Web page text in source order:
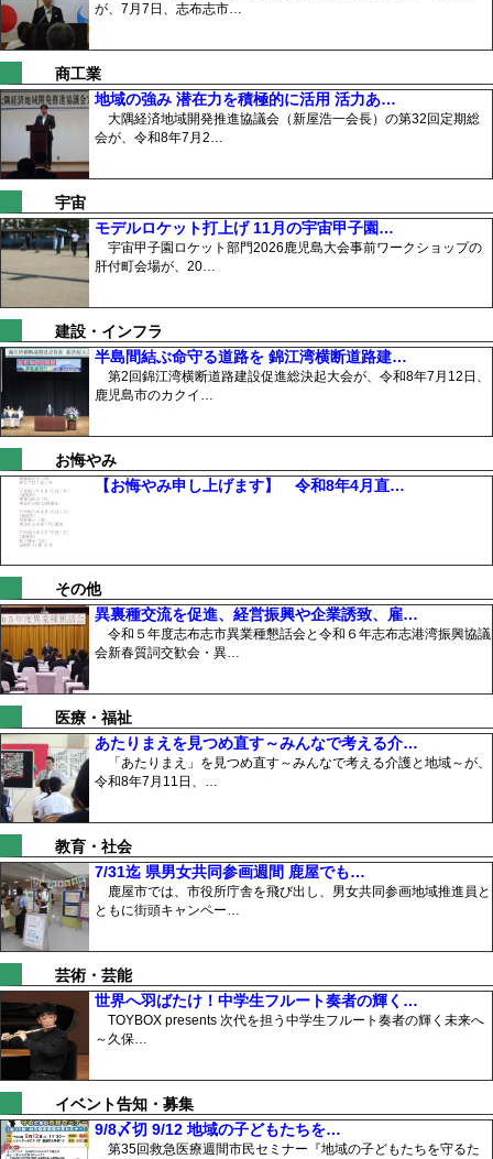
が、7月7日、志布志市…
商工業
地域の強み 潜在力を積極的に活用 活力あ…
大隅経済地域開発推進協議会（新屋浩一会長）の第32回定期総
会が、令和8年7月2…
宇宙
モデルロケット打上げ 11月の宇宙甲子園…
宇宙甲子園ロケット部門2026鹿児島大会事前ワークショップの
肝付町会場が、20…
建設・インフラ
半島間結ぶ命守る道路を 錦江湾横断道路建…
第2回錦江湾横断道路建設促進総決起大会が、令和8年7月12日、
鹿児島市のカクイ…
お悔やみ
【お悔やみ申し上げます】 令和8年4月直…
その他
異裏種交流を促進、経営振興や企業誘致、雇…
令和５年度志布志市異業種懇話会と令和６年志布志港湾振興協議
会新春質詞交歓会・異…
医療・福祉
あたりまえを見つめ直す～みんなで考える介…
「あたりまえ」を見つめ直す～みんなで考える介護と地域～が、
令和8年7月11日、…
教育・社会
7/31迄 県男女共同参画週間 鹿屋でも…
鹿屋市では、市役所庁舎を飛び出し、男女共同参画地域推進員と
ともに街頭キャンペー…
芸術・芸能
世界へ羽ばたけ！中学生フルート奏者の輝く…
TOYBOX presents 次代を担う中学生フルート奏者の輝く未来へ
～久保…
イベント告知・募集
9/8〆切 9/12 地域の子どもたちを…
第35回救急医療週間市民セミナー『地域の子どもたちを守るた